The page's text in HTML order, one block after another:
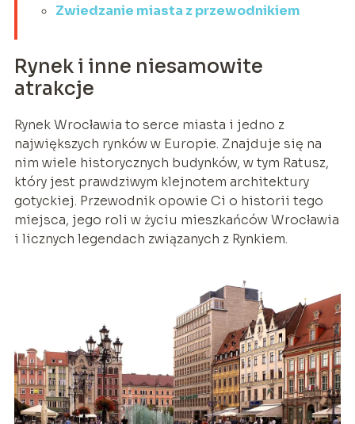
Zwiedzanie miasta z przewodnikiem
Rynek i inne niesamowite
atrakcje
Rynek Wrocławia to serce miasta i jedno z
największych rynków w Europie. Znajduje się na
nim wiele historycznych budynków, w tym Ratusz,
który jest prawdziwym klejnotem architektury
gotyckiej. Przewodnik opowie Ci o historii tego
miejsca, jego roli w życiu mieszkańców Wrocławia
i licznych legendach związanych z Rynkiem.